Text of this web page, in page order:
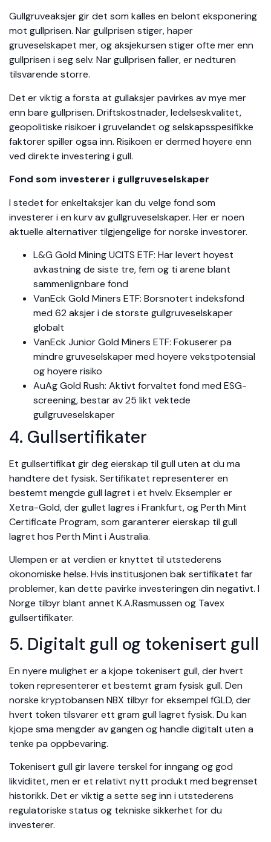
Gullgruveaksjer gir det som kalles en belont eksponering
mot gullprisen. Nar gullprisen stiger, haper
gruveselskapet mer, og aksjekursen stiger ofte mer enn
gullprisen i seg selv. Nar gullprisen faller, er nedturen
tilsvarende storre.
Det er viktig a forsta at gullaksjer pavirkes av mye mer
enn bare gullprisen. Driftskostnader, ledelseskvalitet,
geopolitiske risikoer i gruvelandet og selskapsspesifikke
faktorer spiller ogsa inn. Risikoen er dermed hoyere enn
ved direkte investering i gull.
Fond som investerer i gullgruveselskaper
I stedet for enkeltaksjer kan du velge fond som
investerer i en kurv av gullgruveselskaper. Her er noen
aktuelle alternativer tilgjengelige for norske investorer.
L&G Gold Mining UCITS ETF: Har levert hoyest
avkastning de siste tre, fem og ti arene blant
sammenlignbare fond
VanEck Gold Miners ETF: Borsnotert indeksfond
med 62 aksjer i de storste gullgruveselskaper
globalt
VanEck Junior Gold Miners ETF: Fokuserer pa
mindre gruveselskaper med hoyere vekstpotensial
og hoyere risiko
AuAg Gold Rush: Aktivt forvaltet fond med ESG-
screening, bestar av 25 likt vektede
gullgruveselskaper
4. Gullsertifikater
Et gullsertifikat gir deg eierskap til gull uten at du ma
handtere det fysisk. Sertifikatet representerer en
bestemt mengde gull lagret i et hvelv. Eksempler er
Xetra-Gold, der gullet lagres i Frankfurt, og Perth Mint
Certificate Program, som garanterer eierskap til gull
lagret hos Perth Mint i Australia.
Ulempen er at verdien er knyttet til utstederens
okonomiske helse. Hvis institusjonen bak sertifikatet far
problemer, kan dette pavirke investeringen din negativt. I
Norge tilbyr blant annet K.A.Rasmussen og Tavex
gullsertifikater.
5. Digitalt gull og tokenisert gull
En nyere mulighet er a kjope tokenisert gull, der hvert
token representerer et bestemt gram fysisk gull. Den
norske kryptobansen NBX tilbyr for eksempel fGLD, der
hvert token tilsvarer ett gram gull lagret fysisk. Du kan
kjope sma mengder av gangen og handle digitalt uten a
tenke pa oppbevaring.
Tokenisert gull gir lavere terskel for inngang og god
likviditet, men er et relativt nytt produkt med begrenset
historikk. Det er viktig a sette seg inn i utstederens
regulatoriske status og tekniske sikkerhet for du
investerer.